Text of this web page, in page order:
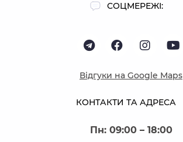
КОНТАКТИ ТА АДРЕСА
Пн: 09:00 – 18:00
СОЦМЕРЕЖІ:
Відгуки на Google Maps